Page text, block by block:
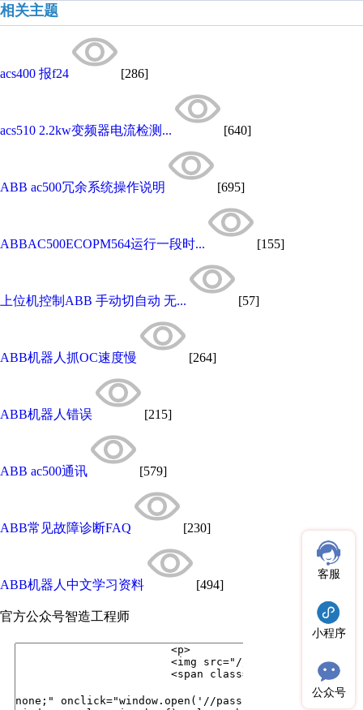
相关主题
acs400 报f24 [286]
acs510 2.2kw变频器电流检测... [640]
ABB ac500冗余系统操作说明 [695]
ABBAC500ECOPM564运行一段时... [155]
上位机控制ABB 手动切自动 无... [57]
ABB机器人抓OC速度慢 [264]
ABB机器人错误 [215]
ABB ac500通讯 [579]
ABB常见故障诊断FAQ [230]
ABB机器人中文学习资料 [494]
官方公众号智造工程师
客服
小程序
公众号